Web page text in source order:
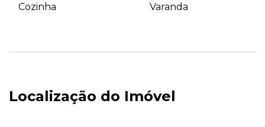
Cozinha Varanda
Localização do Imóvel